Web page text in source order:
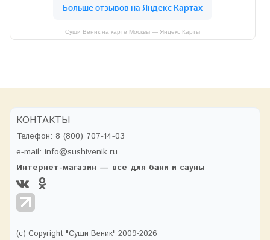
Суши Веник на карте Москвы — Яндекс Карты
КОНТАКТЫ
Телефон: 8 (800) 707-14-03
e-mail: info@sushivenik.ru
Интернет-магазин — все для бани и сауны
(с) Copyright "Суши Веник" 2009-2026